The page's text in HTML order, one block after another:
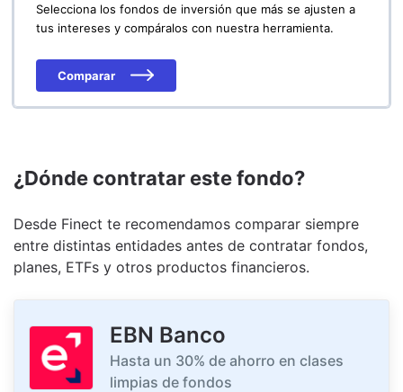
Selecciona los fondos de inversión que más se ajusten a
tus intereses y compáralos con nuestra herramienta.
Comparar
¿Dónde contratar este fondo?
Desde Finect te recomendamos comparar siempre
entre distintas entidades antes de contratar fondos,
planes, ETFs y otros productos financieros.
EBN Banco
Hasta un 30% de ahorro en clases
limpias de fondos